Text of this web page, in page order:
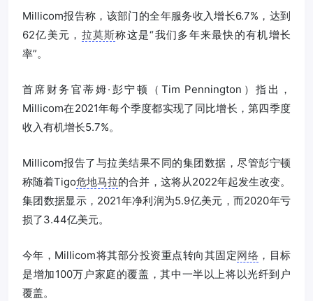
Millicom报告称，该部门的全年服务收入增长6.7%，达到
62亿美元， 拉莫斯称这是“我们多年来最快的有机增长
率”。
首席财务官蒂姆·彭宁顿（Tim Pennington）指出，
Millicom在2021年每个季度都实现了同比增长，第四季度
收入有机增长5.7%。
Millicom报告了与拉美结果不同的集团数据，尽管彭宁顿
称随着Tigo危地马拉的合并，这将从2022年起发生改变。
集团数据显示，2021年净利润为5.9亿美元，而2020年亏
损了3.44亿美元。
今年，Millicom将其部分投资重点转向其固定网络 ，目标
是增加100万户家庭的覆盖，其中一半以上将以光纤到户
覆盖。